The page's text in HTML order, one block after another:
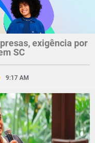
exigência por
SC
9:17 AM